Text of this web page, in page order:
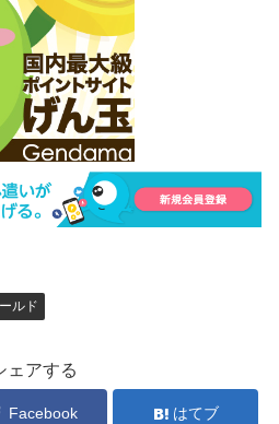
ルド
ェアする
Facebook はてブ